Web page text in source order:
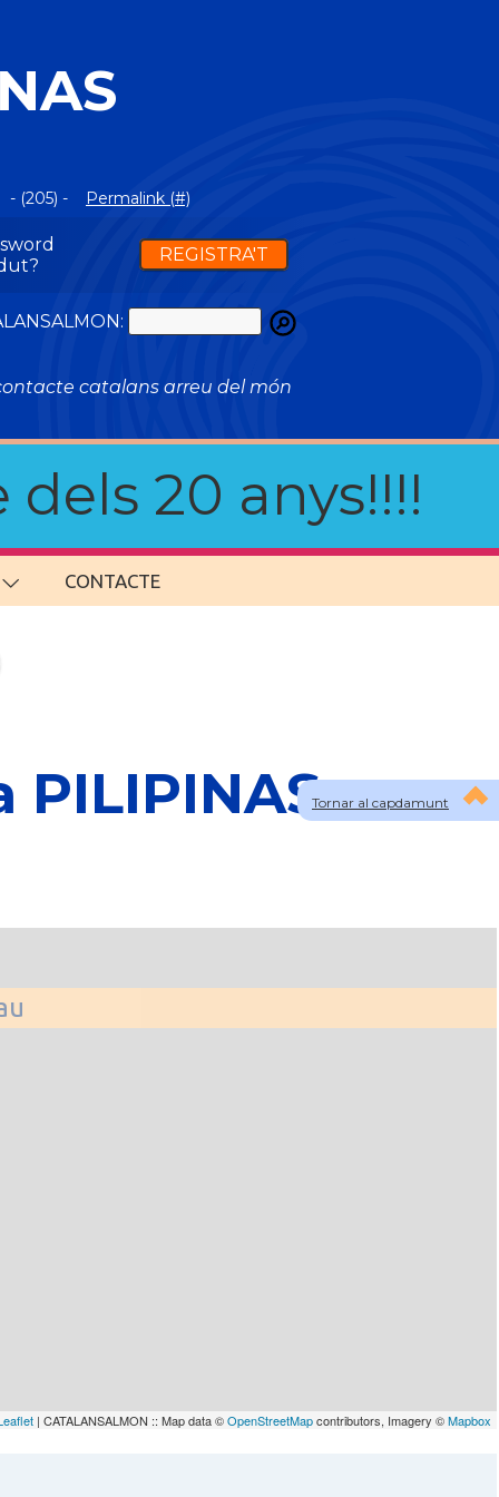
- (205) - Permalink (#)
REGISTRA'T
catalans arreu del món
20 anys!!!!
CONTACTE
Tornar al capdamunt
| CATALANSALMON :: Map data ©OpenStreetMapcontributors, Imagery ©Mapbox